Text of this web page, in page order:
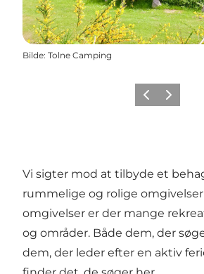
Bilde: Tolne Camping
ForrigeNeste
Vi sigter mod at tilbyde et
rummelige og rolige
omgivelser er der mange
og områder. Både dem, der
dem, der leder efter en aktiv